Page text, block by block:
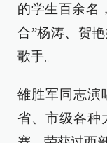
的学生百余名
合”杨涛、贺
歌手。
雒胜军同志演
省、市级各种